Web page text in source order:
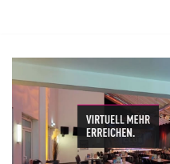
Inhalt
springen